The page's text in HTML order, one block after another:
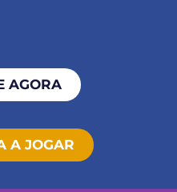
AGORA
A JOGAR